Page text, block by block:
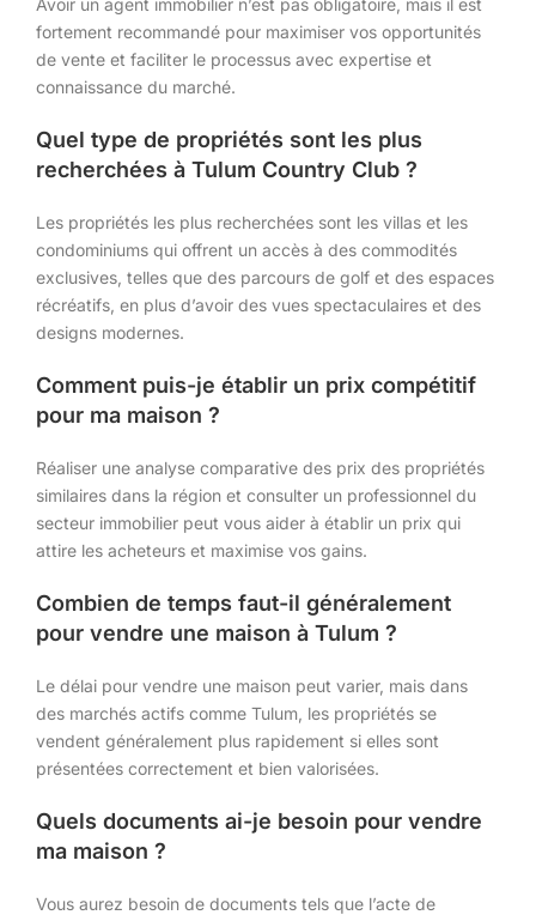
Avoir un agent immobilier n’est pas obligatoire, mais il est
fortement recommandé pour maximiser vos opportunités
de vente et faciliter le processus avec expertise et
connaissance du marché.
Quel type de propriétés sont les plus
recherchées à Tulum Country Club ?
Les propriétés les plus recherchées sont les villas et les
condominiums qui offrent un accès à des commodités
exclusives, telles que des parcours de golf et des espaces
récréatifs, en plus d’avoir des vues spectaculaires et des
designs modernes.
Comment puis-je établir un prix compétitif
pour ma maison ?
Réaliser une analyse comparative des prix des propriétés
similaires dans la région et consulter un professionnel du
secteur immobilier peut vous aider à établir un prix qui
attire les acheteurs et maximise vos gains.
Combien de temps faut-il généralement
pour vendre une maison à Tulum ?
Le délai pour vendre une maison peut varier, mais dans
des marchés actifs comme Tulum, les propriétés se
vendent généralement plus rapidement si elles sont
présentées correctement et bien valorisées.
Quels documents ai-je besoin pour vendre
ma maison ?
Vous aurez besoin de documents tels que l’acte de